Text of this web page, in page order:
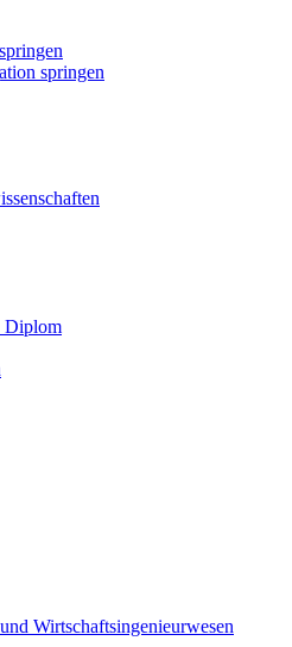
springen
Diplom
Wirtschaftsingenieurwesen